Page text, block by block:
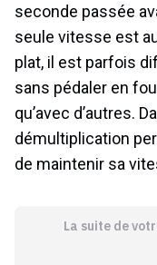
seconde passée
seule vitesse est
plat, il est parfois
sans pédaler en
qu’avec d’autres.
démultiplication
de maintenir sa
La suite de